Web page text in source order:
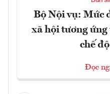
Bộ Nội vụ: Mức
xã hội tương ứng
chế
Đọc